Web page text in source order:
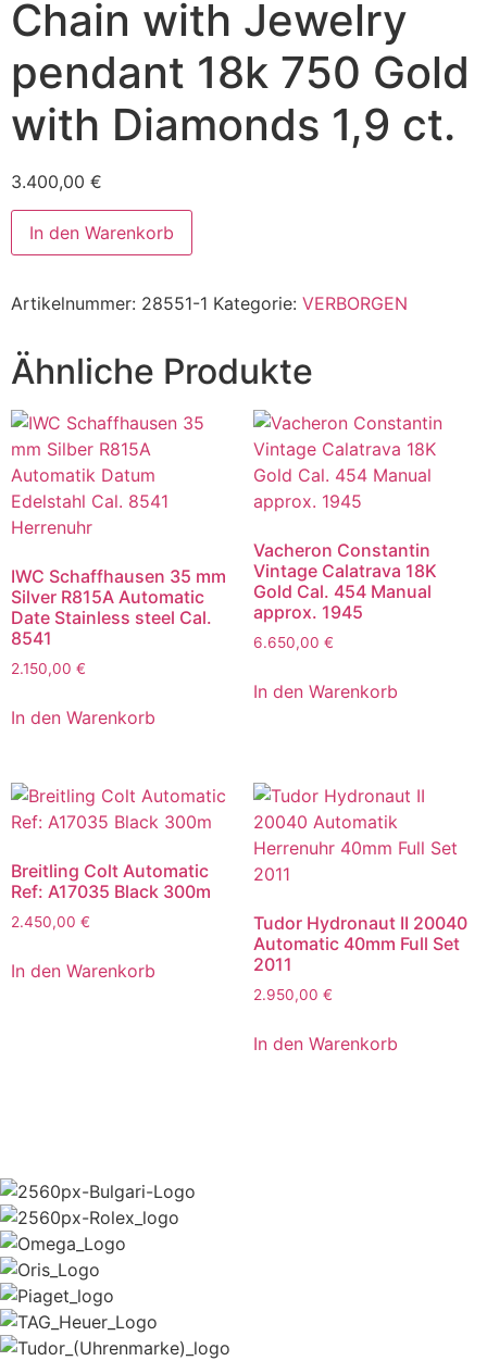
Chain with Jewelry
pendant 18k 750 Gold
with Diamonds 1,9 ct.
3.400,00 €
In den Warenkorb
Artikelnummer: 28551-1 Kategorie: VERBORGEN
Ähnliche Produkte
IWC Schaffhausen 35 mm
Silver R815A Automatic
Date Stainless steel Cal.
8541
2.150,00 €
In den Warenkorb
Vacheron Constantin
Vintage Calatrava 18K
Gold Cal. 454 Manual
approx. 1945
6.650,00 €
In den Warenkorb
Breitling Colt Automatic
Ref: A17035 Black 300m
2.450,00 €
In den Warenkorb
Tudor Hydronaut II 20040
Automatic 40mm Full Set
2011
2.950,00 €
In den Warenkorb